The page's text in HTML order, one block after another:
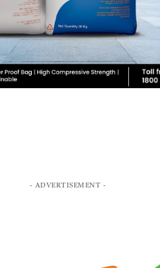
- ADVERTISEMENT -